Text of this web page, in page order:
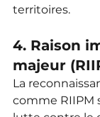
territoires.
4. Raison
majeur
La
comme RIIPM